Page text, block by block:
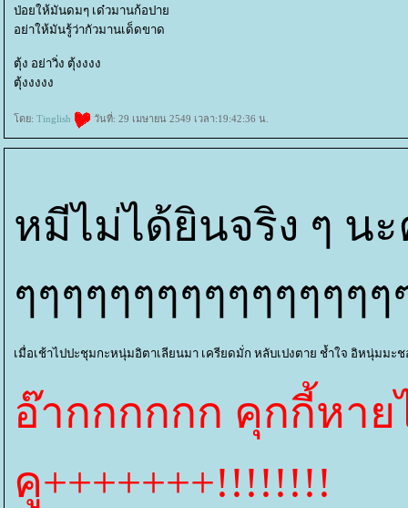
ป่อยให้มันดมๆ เด๋วมานก้อปา
อย่าให้มันรู้ว่ากัวมานเด็ดขาด
ตุ้ง อย่าวิ่ง ตุ้งงงง
ตุ้งงงงง
ดย: Tinglish วันที่: 29 เมษายน 2549 เวลา:19:42:36 น.
หมีไม่ได้ยินจริง ๆ น
ๆๆๆๆๆๆๆๆๆๆๆๆๆๆๆๆ
เมื่อเช้าไปปะชุมกะหนุ่มอิตาเลียนมา เครียดมั่ก หลับเปงตาย ช้ำใจ อิหนุ่มม
อ๊ากกกกกก คุกกี้หา
คู+++++++!!!!!!!!